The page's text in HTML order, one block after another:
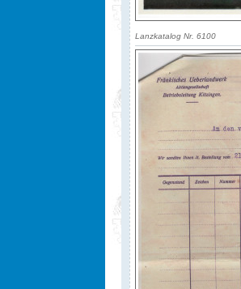
Lanzkatalog Nr. 6100